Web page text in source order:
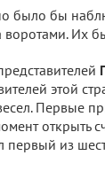
было бы
воротами. Их
этой
Первые
открыть
первый из